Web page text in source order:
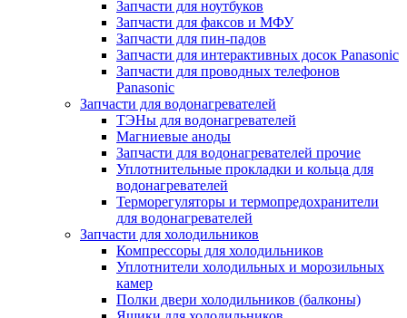
Запчасти для ноутбуков
Запчасти для факсов и МФУ
Запчасти для пин-падов
Запчасти для интерактивных досок Panasonic
Запчасти для проводных телефонов
Panasonic
Запчасти для водонагревателей
ТЭНы для водонагревателей
Магниевые аноды
Запчасти для водонагревателей прочие
Уплотнительные прокладки и кольца для
водонагревателей
Терморегуляторы и термопредохранители
для водонагревателей
Запчасти для холодильников
Компрессоры для холодильников
Уплотнители холодильных и морозильных
камер
Полки двери холодильников (балконы)